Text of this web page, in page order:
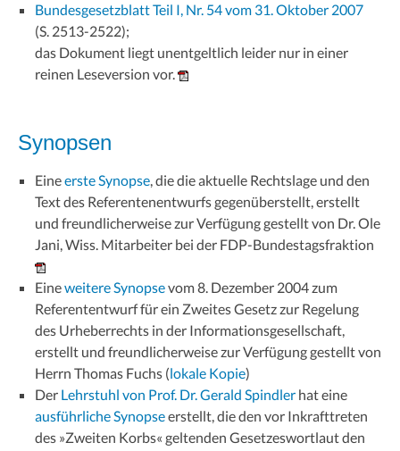
Bundesgesetzblatt Teil I, Nr. 54 vom 31. Oktober 2007
(S. 2513-2522);
das Dokument liegt unentgeltlich leider nur in einer
reinen Leseversion vor.
Synopsen
Eineerste Synopse, die die aktuelle Rechtslage und den
Text des Referentenentwurfs gegenüberstellt, erstellt
und freundlicherweise zur Verfügung gestellt von Dr. Ole
Jani, Wiss. Mitarbeiter bei der FDP-Bundestagsfraktion
Eineweitere Synopsevom 8. Dezember 2004 zum
Referententwurf für ein Zweites Gesetz zur Regelung
des Urheberrechts in der Informationsgesellschaft,
erstellt und freundlicherweise zur Verfügung gestellt von
Herrn Thomas Fuchs (lokale Kopie)
Der Lehrstuhl von Prof. Dr. Gerald Spindler hat eine
ausführliche Synopseerstellt, die den vor Inkrafttreten
des »Zweiten Korbs« geltenden Gesetzeswortlaut den